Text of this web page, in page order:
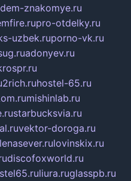
znakomye.ru
pro-otdelky.ru
uzbek.ruporno-vk.ru
adonyev.ru
2rich.ruhostel-65.ru
mishinlab.ru
starbucksvia.ru
vektor-doroga.ru
lenasever.rulovinskix.ru
discofoxworld.ru
liura.ruglasspb.ru